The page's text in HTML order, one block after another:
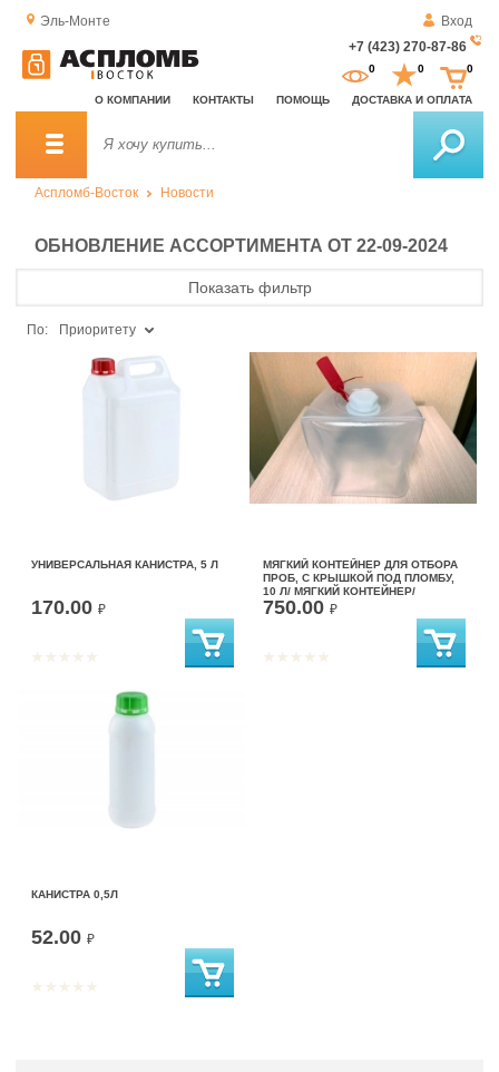
Эль-Монте
Вход
+7 (423) 270-87-86
О КОМПАНИИ КОНТАКТЫ ПОМОЩЬ ДОСТАВКА И ОПЛАТА
0 0 0
Аспломб-Восток Новости
ОБНОВЛЕНИЕ АССОРТИМЕНТА ОТ 22-09-2024
Показать фильтр
По: Приоритету
УНИВЕРСАЛЬНАЯ КАНИСТРА, 5 Л
170.00 ₽
МЯГКИЙ КОНТЕЙНЕР ДЛЯ ОТБОРА
ПРОБ, С КРЫШКОЙ ПОД ПЛОМБУ,
10 Л/ МЯГКИЙ КОНТЕЙНЕР/
КАНИСТРА
750.00 ₽
КАНИСТРА 0,5Л
52.00 ₽